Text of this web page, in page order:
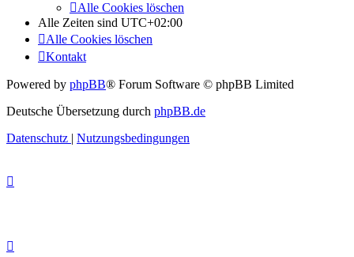
Alle Cookies löschen
Alle Zeiten sind UTC+02:00
Alle Cookies löschen
Kontakt
Powered by phpBB® Forum Software © phpBB Limited
Deutsche Übersetzung durch phpBB.de
Datenschutz | Nutzungsbedingungen